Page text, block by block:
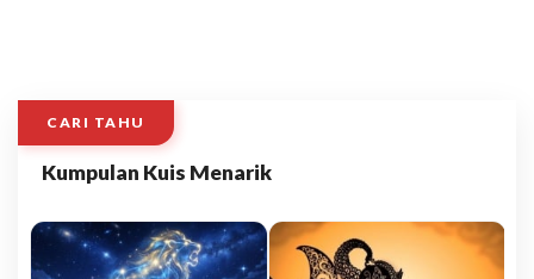
CARI TAHU
Kumpulan Kuis Menarik